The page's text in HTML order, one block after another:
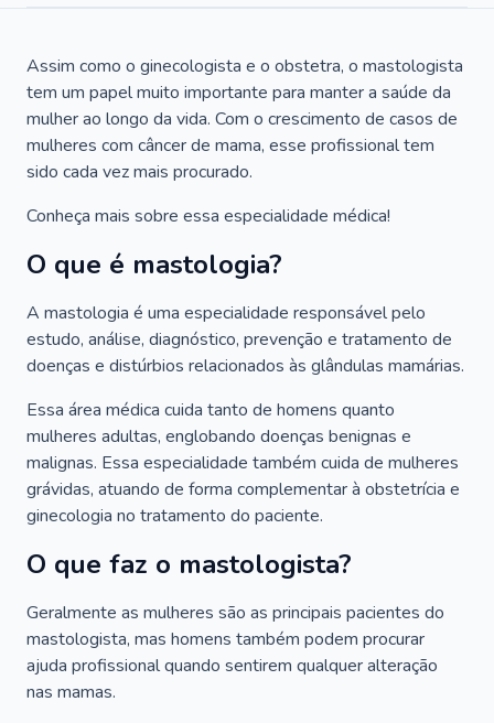
Assim como o ginecologista e o obstetra, o mastologista
tem um papel muito importante para manter a saúde da
mulher ao longo da vida. Com o crescimento de casos de
mulheres com câncer de mama, esse profissional tem
sido cada vez mais procurado.
Conheça mais sobre essa especialidade médica!
O que é mastologia?
A mastologia é uma especialidade responsável pelo
estudo, análise, diagnóstico, prevenção e tratamento de
doenças e distúrbios relacionados às glândulas mamárias.
Essa área médica cuida tanto de homens quanto
mulheres adultas, englobando doenças benignas e
malignas. Essa especialidade também cuida de mulheres
grávidas, atuando de forma complementar à obstetrícia e
ginecologia no tratamento do paciente.
O que faz o mastologista?
Geralmente as mulheres são as principais pacientes do
mastologista, mas homens também podem procurar
ajuda profissional quando sentirem qualquer alteração
nas mamas.